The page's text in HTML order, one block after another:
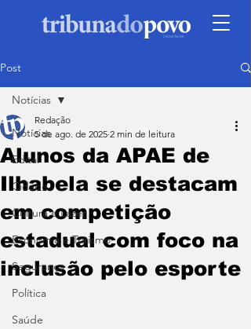
Post
Notícias
Edital
Cidade
Cultura e Lazer
Economia e Turismo
Segurança
Política
Saúde
Notícias
Alunos da APAE de
Ilhabela se destacam
em competição
estadual com foco na
inclusão pelo esporte
Redação
5 de ago. de 2025 2 min de leitura